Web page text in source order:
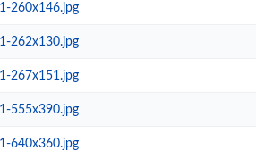
260x146.jpg
262x130.jpg
267x151.jpg
555x390.jpg
640x360.jpg